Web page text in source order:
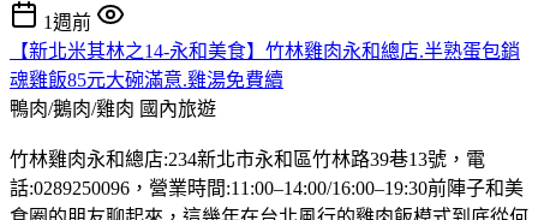
1週前
【新北米其林之14-永和美食】竹林雞肉永和總店.半熟蛋包銷
魂雞飯85元大碗滿意.雞湯免費續
鴨肉/鵝肉/雞肉 國內旅遊
竹林雞肉永和總店:234新北市永和區竹林路39巷13號，電
話:0289250096，營業時間:11:00–14:00/16:00–19:30前陣子和美